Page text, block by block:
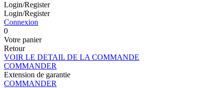
Login/Register
Login/Register
Connexion
0
Votre panier
Retour
VOIR LE DETAIL DE LA COMMANDE
COMMANDER
Extension de garantie
COMMANDER